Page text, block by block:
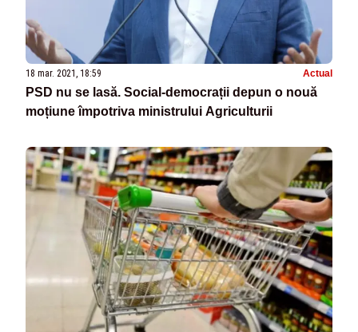
18 mar. 2021, 18:59 Actual
PSD nu se lasă. Social-democrații depun o nouă
moțiune împotriva ministrului Agriculturii